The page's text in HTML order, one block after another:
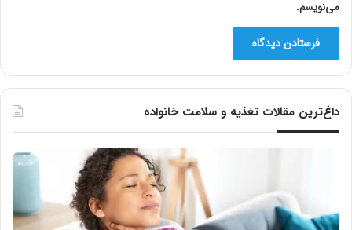
می‌نویسم.
داغ‌ترین مقالات تغذیه و سلامت خانواده